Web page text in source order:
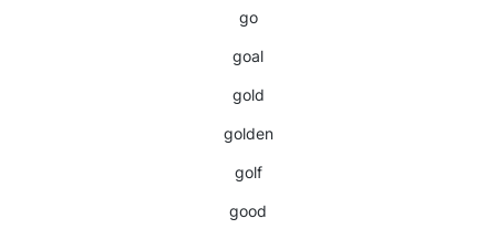
go
goal
gold
golden
golf
good